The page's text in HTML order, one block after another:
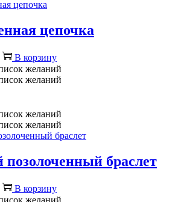
цепочка
В корзину
желаний
желаний
желаний
желаний
браслет
В корзину
желаний